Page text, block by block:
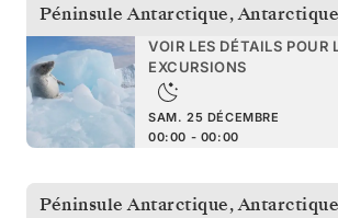
Péninsule Antarctique,Antarctique
VOIR LES DÉTAILS POUR
EXCURSIONS
SAM. 25 DÉCEMBRE
00:00 - 00:00
Péninsule Antarctique,Antarctique